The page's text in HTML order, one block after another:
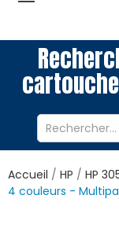
Accueil HP HP
4 couleurs -